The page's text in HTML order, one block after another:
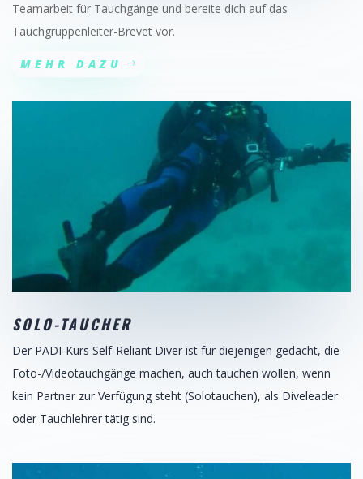
Teamarbeit für Tauchgänge und bereite dich auf das
Tauchgruppenleiter-Brevet vor.
MEHR DAZU
SOLO-TAUCHER
Der PADI-Kurs Self-Reliant Diver ist für diejenigen gedacht, die
Foto-/Videotauchgänge machen, auch tauchen wollen, wenn
kein Partner zur Verfügung steht (Solotauchen), als Diveleader
oder Tauchlehrer tätig sind.